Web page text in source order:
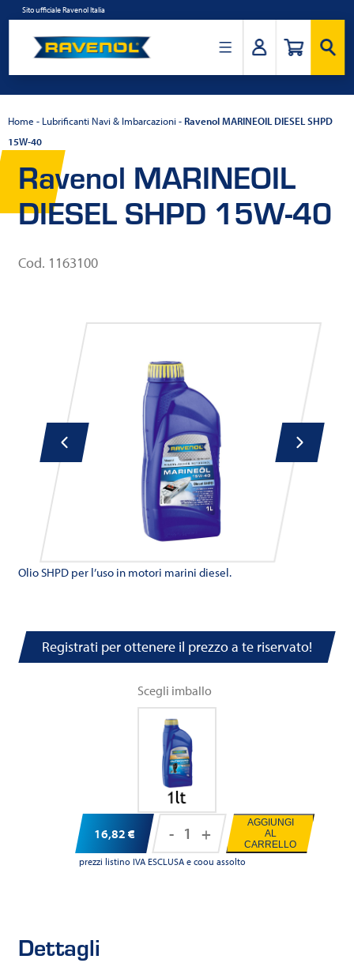
Salta
contenuto
Sito ufficiale Ravenol Italia
Ravenol
Home - Lubrificanti Navi & Imbarcazioni- Ravenol MARINEOIL DIESEL SHPD
15W-40
Ravenol MARINEOIL
DIESEL SHPD 15W-40
Cod. 1163100
Olio SHPD per l’uso in motori marini diesel.
Registrati per ottenere il prezzo a te riservato!
Scegli imballo
16,82 €
prezzi listino IVA ESCLUSA e coou assolto
-
Ravenol
MARINEOIL
+
AGGIUNGI
AL
CARRELLO
Dettagli